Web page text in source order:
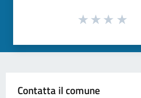
Contatta il comune